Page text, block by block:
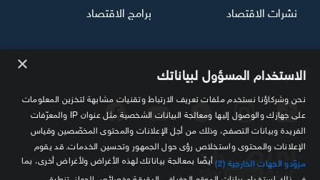
تابعنا
نشرات الاقتصاد برامج الاقتصاد
× الاستخدام المسؤول لبياناتك
نحن وشركاؤنا نستخدم ملفات تعريف الارتباط وتقنيات مشابهة لتخزين المعلومات
على جهازك والوصول إليها ومعالجة البيانات الشخصية مثل عنوان IP والمعرّفات
الفريدة وبيانات التصفح، وذلك من أجل الإعلانات والمحتوى المخصّصين وقياس
الإعلانات والمحتوى واستخلاص رؤى حول الجمهور وتحسين الخدمات. قد يقوم
مزوّدو الجهات الخارجية (2)
أيضًا بمعالجة بياناتك لهذه الأغراض ولأغراض أخرى، بما
في ذلك استخدام بيانات الموقع الجغرافي الدقيقة وخصائص الجهاز. تنطبق